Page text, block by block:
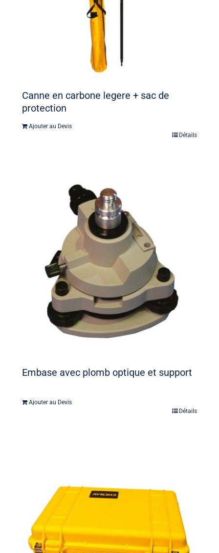
Canne en carbone legere + sac de
protection
Ajouter au Devis
Détails
Embase avec plomb optique et support
Ajouter au Devis
Détails